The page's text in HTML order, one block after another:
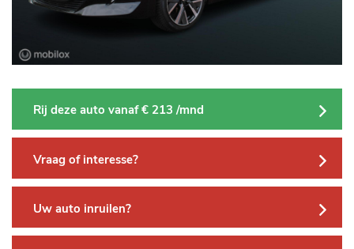
Rij deze auto vanaf € 213 /mnd
Vraag of interesse?
Uw auto inruilen?